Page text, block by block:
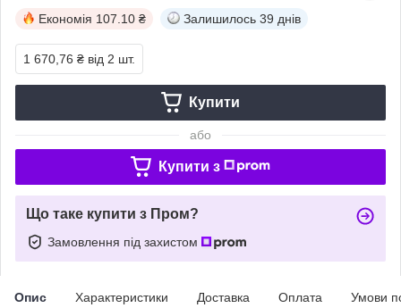
Економія 107.10 ₴ Залишилось 39 днів
1 670,76 ₴ від 2 шт.
Купити
або
Купити з
Що таке купити з Пром?
Замовлення під захистом
Опис Характеристики Доставка Оплата Умови